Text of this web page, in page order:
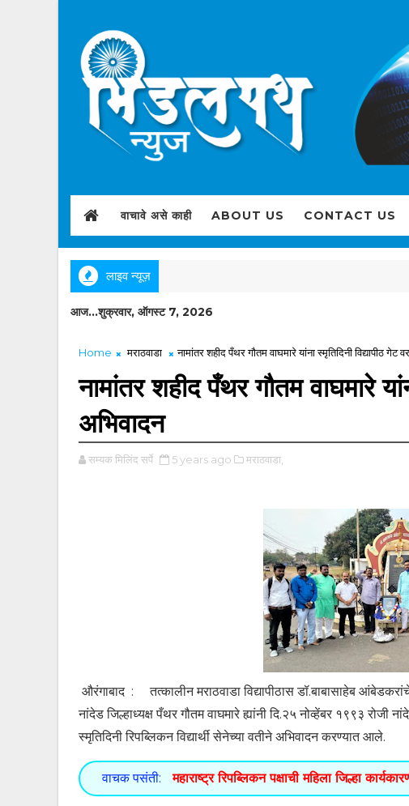
वाचावे असे काही ABOUT US CONTACT US
लाइव न्यूज़
आज...शुक्रवार, ऑगस्ट 7, 2026
Home मराठवाडा नामांतर शहीद पँथर गौतम वाघमारे यांना स्मृतिदिनी विद्यापीठ गेट
नामांतर शहीद पँथर गौतम वाघमारे
अभिवादन
सम्यक मिलिंद सर्पे 5 years ago मराठवाडा,
औरंगाबाद : तत्कालीन मराठवाडा विद्यापीठास डॉ.बाबासाहेब
नांदेड जिल्हाध्यक्ष पँथर गौतम वाघमारे ह्यांनी दि.२५ नोव्हेंबर १९९३ रोजी
स्मृतिदिनी रिपब्लिकन विद्यार्थी सेनेच्या वतीने अभिवादन करण्यात आले.
वाचक पसंती: महाराष्ट्र रिपब्लिकन पक्षाची महिला जिल्हा